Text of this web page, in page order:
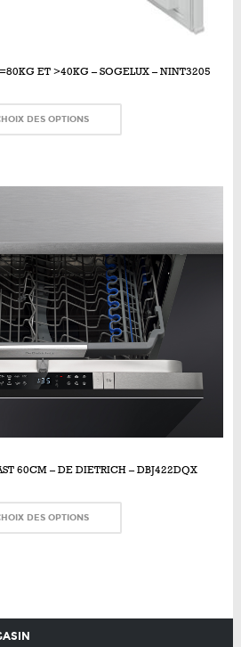
ET >40KG – SOGELUX – NINT3205
DES OPTIONS
60CM – DE DIETRICH – DBJ422DQX
DES OPTIONS